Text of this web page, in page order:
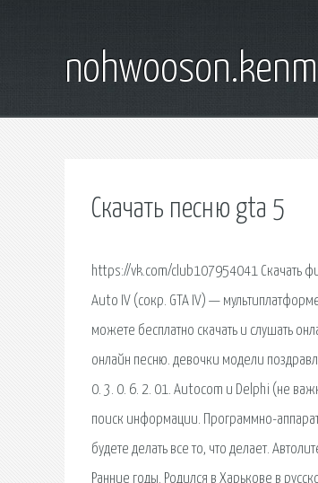
Скачать песню gta 5
https://vk.com/club107954041 Скачать
Auto IV (сокр. GTA IV) —
можете бесплатно скачать и слушать
онлайн песню. девочки модели
0. 3. 0. 6. 2. 01. Autocom и Delphi (не
поиск информации. Программно-
будете делать все то, что делает.
Ранние годы. Родился в Харькове в